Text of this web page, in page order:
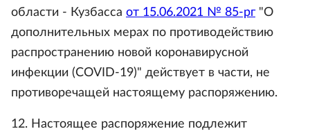
области - Кузбасса от 15.06.2021 № 85-рг"О
дополнительных мерах по противодействию
распространению новой коронавирусной
инфекции (COVID-19)" действует в части, не
противоречащей настоящему распоряжению.
12. Настоящее распоряжение подлежит